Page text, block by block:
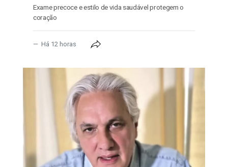
Exame precoce e estilo de vida saudável protegem o
coração
Há 12 horas